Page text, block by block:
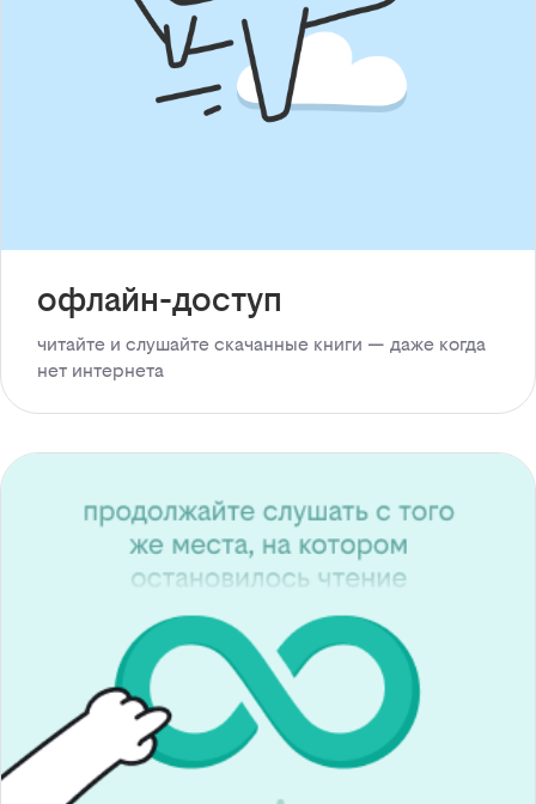
офлайн-доступ
читайте и слушайте скачанные книги — даже когда
нет интернета